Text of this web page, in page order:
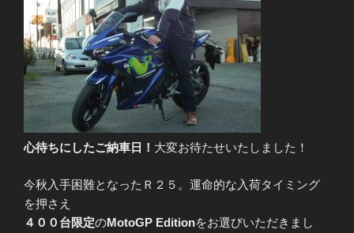
心待ちにしたご納車日！ 大変お待たせいたしました！
今秋入手困難となったＲ２５。運命的な入荷タイミング
を押さえ
４００台限定のMotoGP Editionをお選びいただきまし